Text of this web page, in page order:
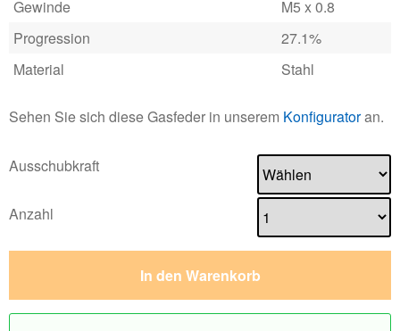
Gewinde
M5 x 0.8
Progression
27.1%
Material
Stahl
Sehen Sie sich diese Gasfeder in unserem Konfiguratoran.
Ausschubkraft
Anzahl
In den Warenkorb